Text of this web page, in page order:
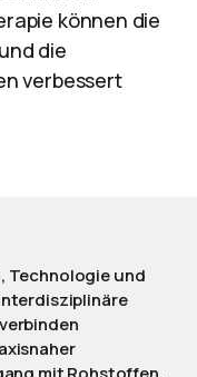
können die
die
verbessert
Technologie und